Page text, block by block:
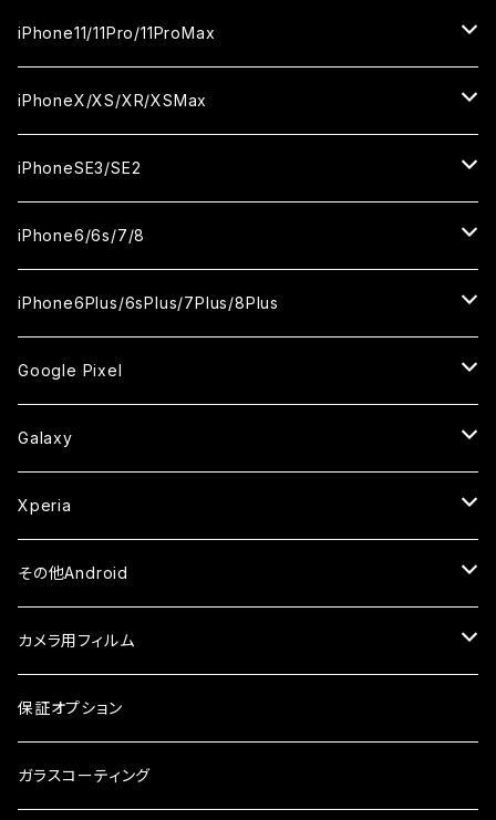
セラミックフィルム
ガラスフィルム
セラミックフィルム
セラミックフィルム
ガラスフィルム
セラミックフィルム
iPhone15ProMax
ガラスフィルム
セラミックフィルム
セラミックフィルム
ガラスフィルム
セラミックフィルム
iPhone14Plus
ガラスフィルム
セラミックフィルム
iPhone14ProMax
ガラスフィルム
セラミックフィルム
ガラスフィルム
セラミックフィルム
iPhone13mini
ガラスフィルム
セラミックフィルム
iPhone13ProMax
ガラスフィルム
セラミックフィルム
iPhone12/12Pro
ガラスフィルム
セラミックフィルム
iPhone12mini
ガラスフィルム
セラミックフィルム
iPhone12ProMax
ガラスフィルム
セラミックフィルム
iPhone11/11Pro/11ProMax
iPhone11
ガラスフィルム
セラミックフィルム
iPhone11Pro
ガラスフィルム
セラミックフィルム
iPhone11Pro Max
ガラスフィルム
セラミックフィルム
iPhoneX/XS/XR/XSMax
iPhoneX
ガラスフィルム
セラミックフィルム
iPhoneXS
ガラスフィルム
セラミックフィルム
iPhoneXR
ガラスフィルム
セラミックフィルム
iPhoneXSMax
ガラスフィルム
セラミックフィルム
iPhoneSE3/SE2
iPhoneSE3
ガラスフィルム
ケース
iPhoneSE2
ガラスフィルム
ケース
iPhone6/6s/7/8
iPhone8
ガラスフィルム
セラミックフィルム
iPhone7
ガラスフィルム
セラミックフィルム
iPhone6s
ガラスフィルム
ケース・カバー
iPhone6
ガラスフィルム
ケース・カバー
iPhone6Plus/6sPlus/7Plus/8Plus
iPhone6Plus
ガラスフィルム
ケース
iPhone6sPlus
ガラスフィルム
ケース
iPhone7Plus
ガラスフィルム
ケース
iPhone8Plus
ガラスフィルム
ケース
Google Pixel
ガラスフィルム
セラミックフィルム
ケース
Galaxy
ガラスフィルム
セラミックフィルム
ケース
Xperia
ガラスフィルム
その他Android
AQUOS
ガラスフィルム
arrows
ガラスフィルム
シンプルスマホ
カメラ用フィルム
iPhone
iPhone17e
Android
保証オプション
ガラスコーティング